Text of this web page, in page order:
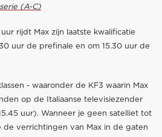
(A-C)
rijdt Max zijn laatste kwalificatie
uur de prefinale en om 15.30 uur de
- waaronder de KF3 waarin Max
op de Italiaanse televisiezender
uur). Wanneer je geen satelliet tot
de verrichtingen van Max in de gaten